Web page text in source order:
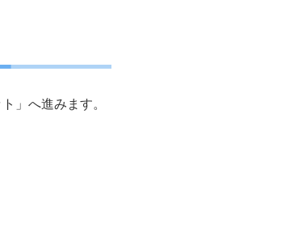
」へ進みます。